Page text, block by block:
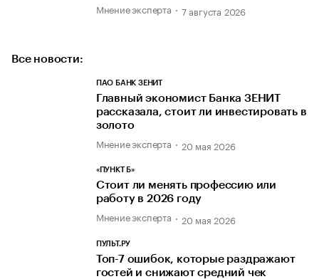
Мнение эксперта 7 августа 2026
Все новости:
ПАО БАНК ЗЕНИТ
Главный экономист Банка ЗЕНИТ
рассказала, стоит ли инвестировать в
золото
Мнение эксперта 20 мая 2026
«ПУНКТ Б»
Стоит ли менять профессию или
работу в 2026 году
Мнение эксперта 20 мая 2026
ПУЛЬТ.РУ
Топ-7 ошибок, которые раздражают
гостей и снижают средний чек